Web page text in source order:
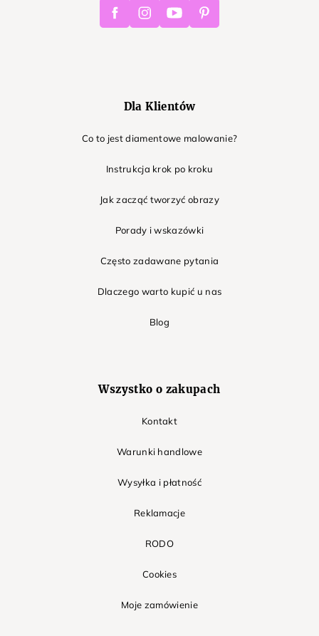
FacebookInstagramYoutube Pinterest
Dla Klientów
Co to jest diamentowe malowanie?
Instrukcja krok po kroku
Jak zacząć tworzyć obrazy
Porady i wskazówki
Często zadawane pytania
Dlaczego warto kupić u nas
Blog
Wszystko o zakupach
Kontakt
Warunki handlowe
Wysyłka i płatność
Reklamacje
RODO
Cookies
Moje zamówienie